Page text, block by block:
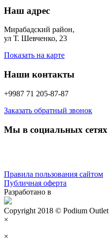
Наш адрес
Мирабадский район,
ул Т. Шевченко, 23
Показать на карте
Наши контакты
+9987 71 205-87-87
Заказать обратный звонок
Мы в социальных сетях
Правила пользования сайтом
Публичная оферта
Разработано в
Copyright 2018 © Podium Outlet
×
×